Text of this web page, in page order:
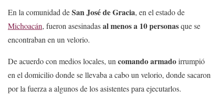
En la comunidad deSan José de Gracia, en el estado de
Michoacán, fueron asesinadasal menos a 10 personasque se
encontraban en un velorio.
De acuerdo con medios locales, un comando armadoirrumpió
en el domicilio donde se llevaba a cabo un velorio, donde sacaron
por la fuerza a algunos de los asistentes para ejecutarlos.